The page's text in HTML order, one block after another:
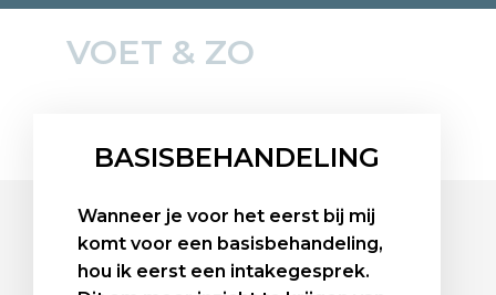
VOET & ZO
BASISBEHANDELING
Wanneer je voor het eerst bij mij
komt voor een basisbehandeling,
hou ik eerst een intakegesprek.